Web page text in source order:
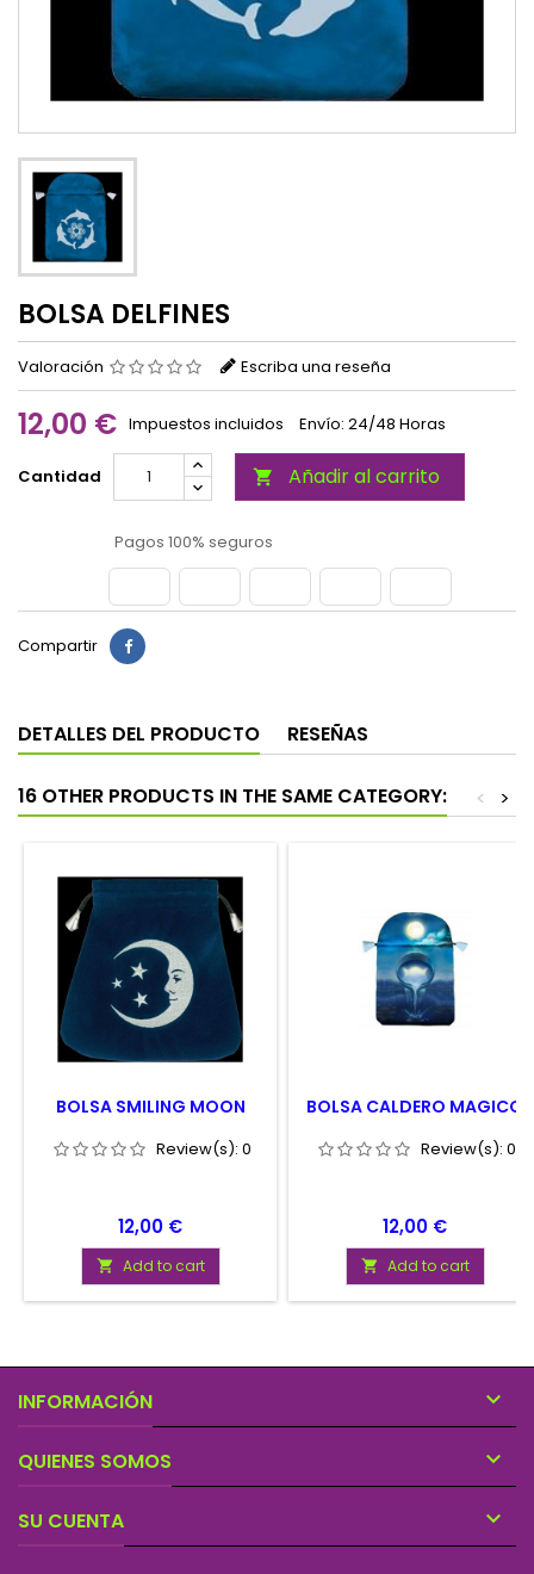
BOLSA DELFINES
Valoración Escriba una reseña
12,00 € Impuestos incluidos Envío: 24/48 Horas
Cantidad  Añadir al carrito
Pagos 100% seguros
Compartir
DETALLES DEL PRODUCTO RESEÑAS
16 OTHER PRODUCTS IN THE SAME CATEGORY: >
<
BOLSA SMILING MOON
Review(s): 0
Price
12,00 €
 Add to cart
BOLSA CALDERO MAGICO
Review(s): 0
Price
12,00 €
 Add to cart
INFORMACIÓN 
QUIENES SOMOS 
SU CUENTA 